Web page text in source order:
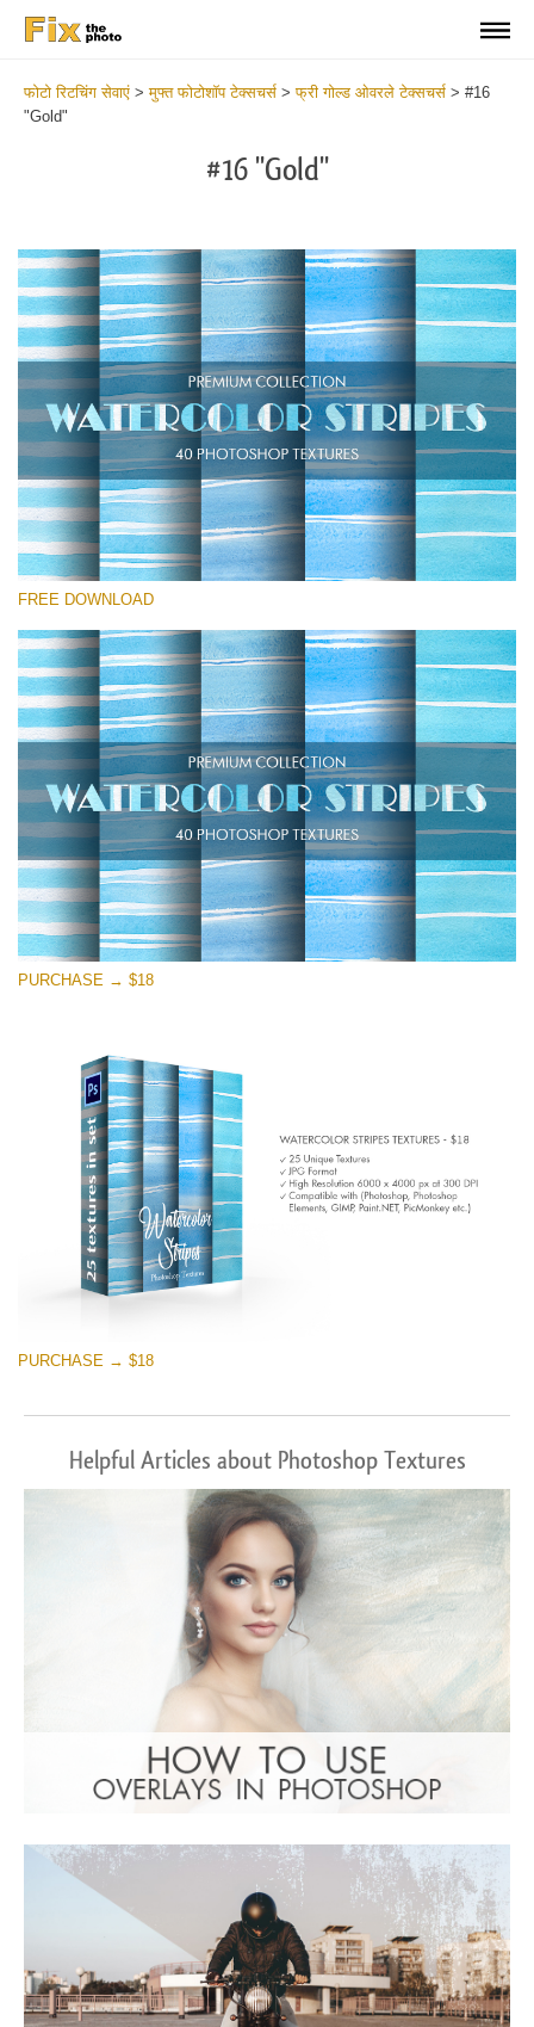
फोटो रिटचिंग सेवाएं >मुफ्त फोटोशॉप टेक्सचर्स >फ्री गोल्ड ओवरले टेक्सचर्स > #16
"Gold"
#16 "Gold"
कृपया चुने
Small 800*533px
Stripes Watercolor
(25 Textures)
Large 6000*4000px
Entire Collection
(1783 Overlays)
Large 6000*4000px
मुफ्त डाउनलोड
FREE DOWNLOAD
PURCHASE → $18
PURCHASE → $18
Helpful Articles about Photoshop Textures